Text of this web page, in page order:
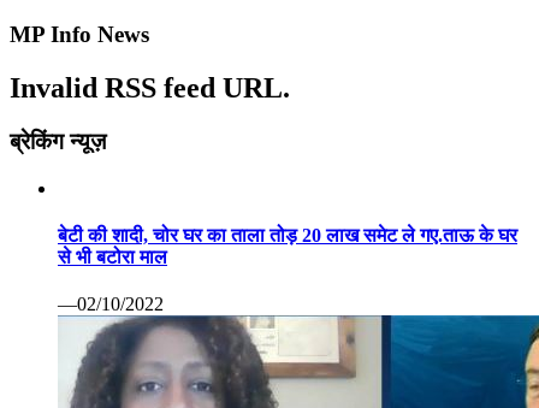
MP Info News
Invalid RSS feed URL.
ब्रेकिंग न्यूज़
बेटी की शादी, चोर घर का ताला तोड़ 20 लाख समेट ले गए.ताऊ के घर
से भी बटोरा माल
—02/10/2022